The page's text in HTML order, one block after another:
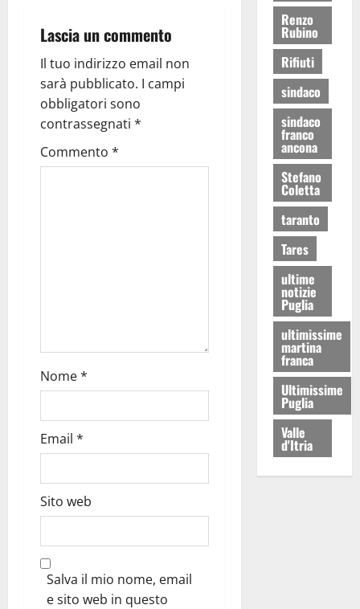
Lascia un commento
Il tuo indirizzo email non
sarà pubblicato. I campi
obbligatori sono
contrassegnati *
Commento *
Nome*
Email *
Sito web
Salva il mio nome, email
e sito web in questo
Renzo
Rubino
Rifiuti
sindaco
sindaco
franco
ancona
Stefano
Coletta
taranto
Tares
ultime
notizie
Puglia
ultimissime
martina
franca
Ultimissime
Puglia
Valle
d'Itria